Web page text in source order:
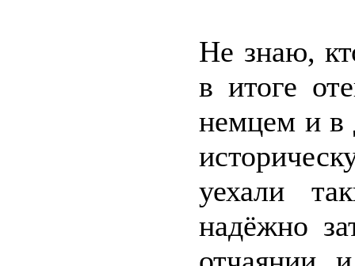
Не знаю,
в итоге
немцем и в
уехали
надёжно